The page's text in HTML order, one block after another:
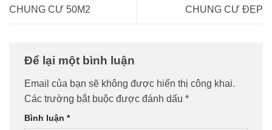
CHUNG CƯ 50M2
CHUNG CƯ ĐẸP
Để lại một bình luận
Email của bạn sẽ không được hiển thị công khai.
Các trường bắt buộc được đánh dấu *
Bình luận *